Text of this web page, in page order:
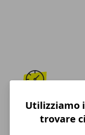
250 km/h
Velocità massima
Utilizziamo
trovare